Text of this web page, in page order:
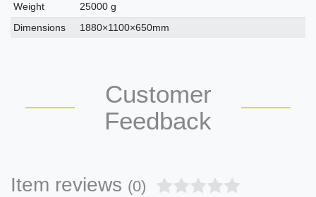
Weight
25000 g
Dimensions
1880×1100×650mm
Customer
Feedback
Item reviews (0)